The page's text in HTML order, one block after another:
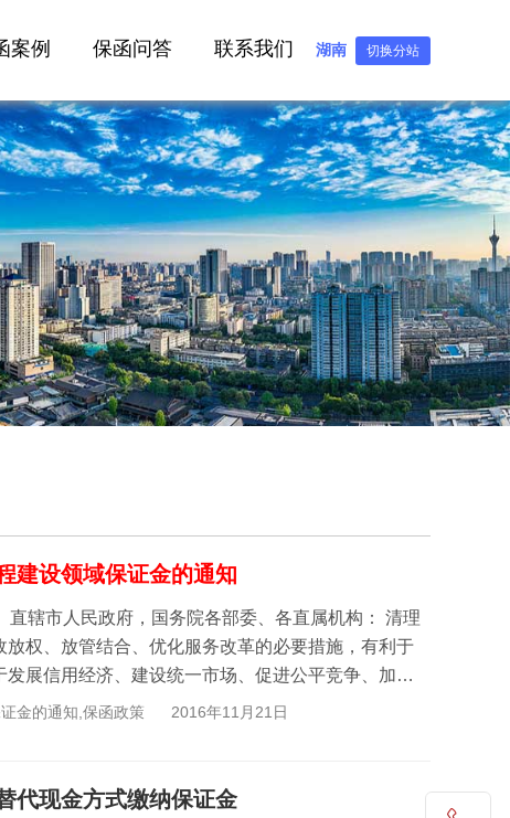
湖南 切换分站
案例 保函问答 联系我们
建设领域保证金的通知
权、放管结合、优化服务改革的必要措施，有利于
展信用经济、建设统一市场、促进公平竞争、加快
金的通知,保函政策 2016年11月21日
代现金方式缴纳保证金